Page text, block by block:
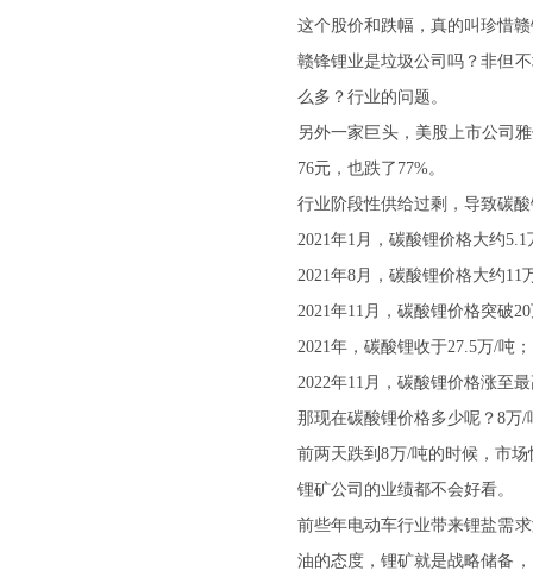
这个股价和跌幅，真的叫珍惜
赣锋锂业是垃圾公司吗？非但
么多？行业的问题。
另外一家巨头，美股上市公司
76元，也跌了77%。
行业阶段性供给过剩，导致碳
2021年1月，碳酸锂价格大约5.1
2021年8月，碳酸锂价格大约11
2021年11月，碳酸锂价格突破
2021年，碳酸锂收于27.5万/吨；
2022年11月，碳酸锂价格涨至
那现在碳酸锂价格多少呢？8万/
前两天跌到8万/吨的时候，市
锂矿公司的业绩都不会好看。
前些年电动车行业带来锂盐需
油的态度，锂矿就是战略储备